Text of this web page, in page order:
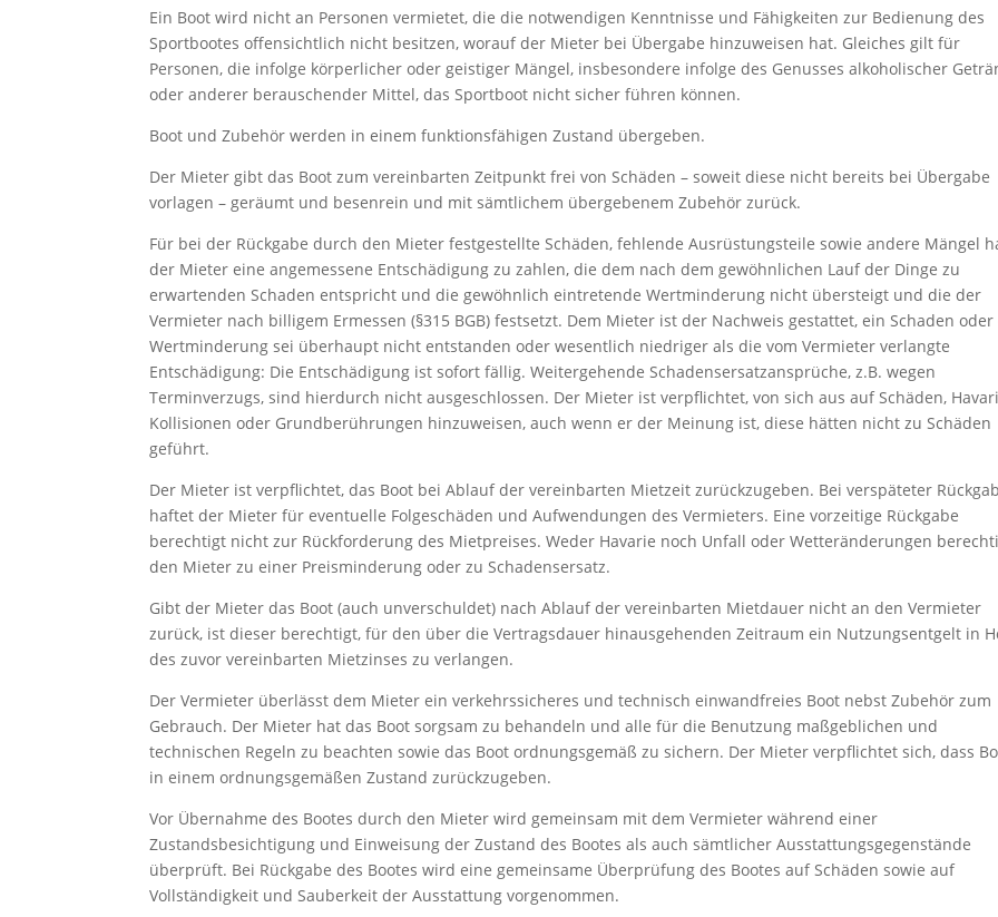
Ein Boot wird nicht an Personen vermietet, die die notwendigen Kenntnisse und Fähigkeiten zur Bedienung des
Sportbootes offensichtlich nicht besitzen, worauf der Mieter bei Übergabe hinzuweisen hat. Gleiches gilt für
Personen, die infolge körperlicher oder geistiger Mängel, insbesondere infolge des Genusses alkoholischer
oder anderer berauschender Mittel, das Sportboot nicht sicher führen können.
Boot und Zubehör werden in einem funktionsfähigen Zustand übergeben.
Der Mieter gibt das Boot zum vereinbarten Zeitpunkt frei von Schäden – soweit diese nicht bereits bei Übergabe
vorlagen – geräumt und besenrein und mit sämtlichem übergebenem Zubehör zurück.
Für bei der Rückgabe durch den Mieter festgestellte Schäden, fehlende Ausrüstungsteile sowie andere Mängel
der Mieter eine angemessene Entschädigung zu zahlen, die dem nach dem gewöhnlichen Lauf der Dinge zu
erwartenden Schaden entspricht und die gewöhnlich eintretende Wertminderung nicht übersteigt und die der
Vermieter nach billigem Ermessen (§315 BGB) festsetzt. Dem Mieter ist der Nachweis gestattet, ein Schaden oder
Wertminderung sei überhaupt nicht entstanden oder wesentlich niedriger als die vom Vermieter verlangte
Entschädigung: Die Entschädigung ist sofort fällig. Weitergehende Schadensersatzansprüche, z.B. wegen
Terminverzugs, sind hierdurch nicht ausgeschlossen. Der Mieter ist verpflichtet, von sich aus auf Schäden,
Kollisionen oder Grundberührungen hinzuweisen, auch wenn er der Meinung ist, diese hätten nicht zu Schäden
geführt.
Der Mieter ist verpflichtet, das Boot bei Ablauf der vereinbarten Mietzeit zurückzugeben. Bei verspäteter
haftet der Mieter für eventuelle Folgeschäden und Aufwendungen des Vermieters. Eine vorzeitige Rückgabe
berechtigt nicht zur Rückforderung des Mietpreises. Weder Havarie noch Unfall oder Wetteränderungen
den Mieter zu einer Preisminderung oder zu Schadensersatz.
Gibt der Mieter das Boot (auch unverschuldet) nach Ablauf der vereinbarten Mietdauer nicht an den Vermieter
zurück, ist dieser berechtigt, für den über die Vertragsdauer hinausgehenden Zeitraum ein Nutzungsentgelt in
des zuvor vereinbarten Mietzinses zu verlangen.
Der Vermieter überlässt dem Mieter ein verkehrssicheres und technisch einwandfreies Boot nebst Zubehör zum
Gebrauch. Der Mieter hat das Boot sorgsam zu behandeln und alle für die Benutzung maßgeblichen und
technischen Regeln zu beachten sowie das Boot ordnungsgemäß zu sichern. Der Mieter verpflichtet sich, dass
in einem ordnungsgemäßen Zustand zurückzugeben.
Vor Übernahme des Bootes durch den Mieter wird gemeinsam mit dem Vermieter während einer
Zustandsbesichtigung und Einweisung der Zustand des Bootes als auch sämtlicher Ausstattungsgegenstände
überprüft. Bei Rückgabe des Bootes wird eine gemeinsame Überprüfung des Bootes auf Schäden sowie auf
Vollständigkeit und Sauberkeit der Ausstattung vorgenommen.